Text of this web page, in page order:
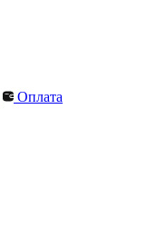
Оплата